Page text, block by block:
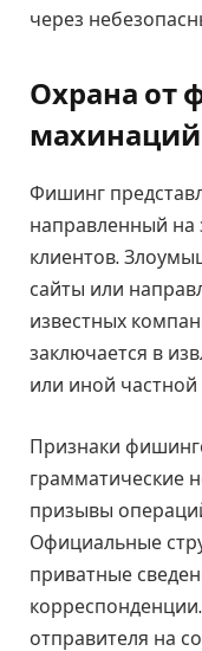
через
Охрана от
махинаций
Фишинг
направленный на
клиентов.
сайты или
известных
заключается в
или иной
Признаки
грамматические
призывы
Официальные
приватные
отправителя на